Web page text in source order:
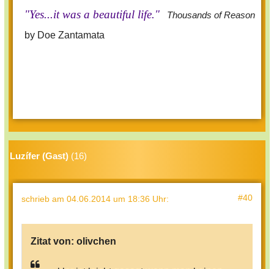
"Yes...it was a beautiful life."
Thousands of Reason
by Doe Zantamata
Luzífer (Gast) (16)
schrieb am 04.06.2014 um 18:36 Uhr: #40
Zitat von: olivchen